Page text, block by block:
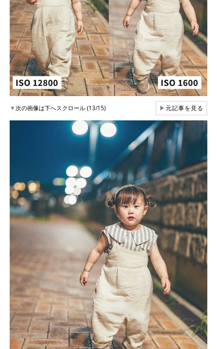
▼次の画像は下へスクロール (13/15) ▶元記事を見る